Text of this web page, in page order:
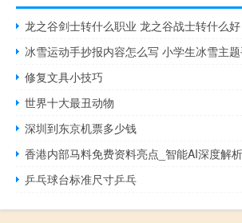
龙之谷剑士转什么职业 龙之谷战士转什么好
冰雪运动手抄报内容怎么写 小学生冰雪主
修复文具小技巧
世界十大最丑动物
深圳到东京机票多少钱
乒乓球台标准尺寸乒乓